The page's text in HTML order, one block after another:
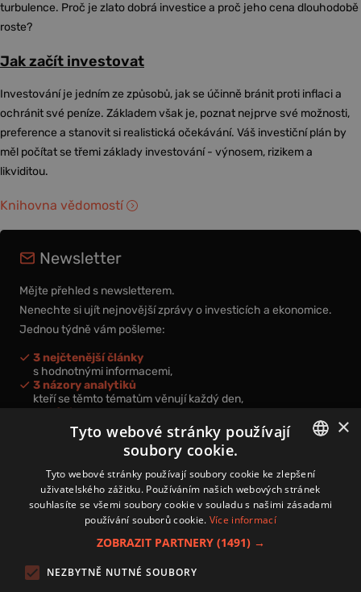
turbulence. Proč je zlato dobrá investice a proč jeho cena dlouhodobě
roste?
Jak začít investovat
Investování je jedním ze způsobů, jak se účinně bránit proti inflaci a
ochránit své peníze. Základem však je, poznat nejprve své možnosti,
preference a stanovit si realistická očekávání. Váš investiční plán by
měl počítat se třemi základy investování - výnosem, rizikem a
likviditou.
Knihovna vědomostí
Newsletter
Mějte přehled s newsletterem.
Nenechte si ujít nejnovější zprávy o investicích a ekonomice.
Jednou týdně vám pošleme:
3 nejčtenější články
s hodnotnými informacemi,
3 názory analytiků
kteří se těmto tématům věnují každý den,
nová videa a podcasty
k prohloubení vašich znalostí.
Přihlášením k newsletteru vyjadřujete svůj souhlas spodmínkami
zpracování osobních údajů.
Zásady používání souborů cookies
CZECH
×
Tyto webové stránky používají
soubory cookie.
Tyto webové stránky používají soubory cookie ke zlepšení
uživatelského zážitku. Používáním našich webových stránek
souhlasíte se všemi soubory cookie v souladu s našimi zásadami
používání souborů cookie. Více informací
ZOBRAZIT PARTNERY (1491) →
NEZBYTNĚ NUTNÉ SOUBORY